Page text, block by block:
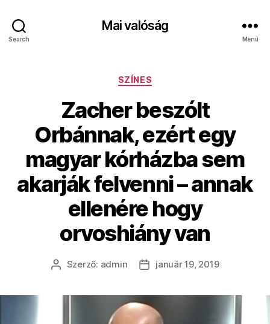
Search
Mai valóság
Menü
Kategóriák
SZÍNES
Zacher beszólt
Orbánnak, ezért egy
magyar kórházba sem
akarják felvenni – annak
ellenére hogy
orvoshiány van
Bejegyzés
Szerző: admin
Bejegyzés
január 19, 2019